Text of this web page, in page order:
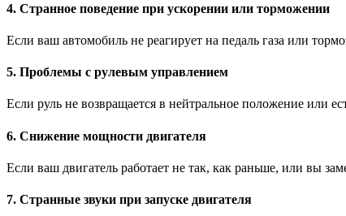
4. Странное поведение при ускорении или торможении
Если ваш автомобиль не реагирует на педаль газа или
5. Проблемы с рулевым управлением
Если руль не возвращается в нейтральное положение или
6. Снижение мощности двигателя
Если ваш двигатель работает не так, как раньше, или вы
7. Странные звуки при запуске двигателя